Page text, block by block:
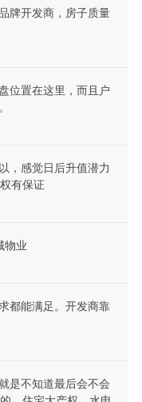
牌开发商，房子质量
位置在这里，而且户
，感觉日后升值潜力
有保证
物业
都能满足。开发商靠
是不知道最后会不会